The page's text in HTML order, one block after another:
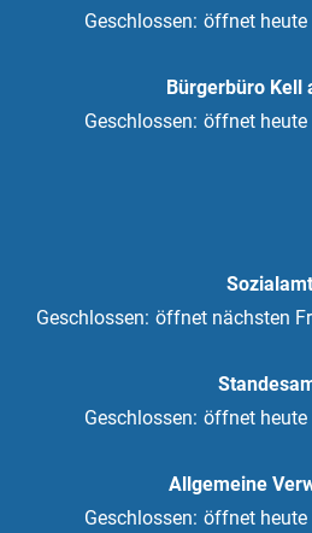
Klicken, um weitere
Geschlossen: öffnet heute
Bürgerbüro Kell
Klicken, um weitere
Geschlossen: öffnet heute
Sozialamt
Klicken, um weitere Öffnungs-
Geschlossen: öffnet nächsten
Klicken, um weitere
Geschlossen: öffnet heute
Allgemeine
Klicken, um weitere
Geschlossen: öffnet heute